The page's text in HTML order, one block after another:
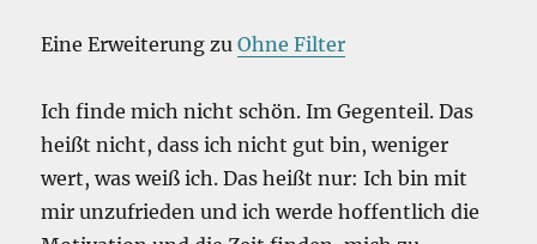
Eine Erweiterung zuOhne Filter
Ich finde mich nicht schön. Im Gegenteil. Das
heißt nicht, dass ich nicht gut bin, weniger
wert, was weiß ich. Das heißt nur: Ich bin mit
mir unzufrieden und ich werde hoffentlich die